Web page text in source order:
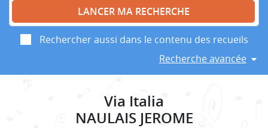
Rechercher aussi dans le contenu des recueils
Recherche avancée
Via Italia
NAULAIS JEROME